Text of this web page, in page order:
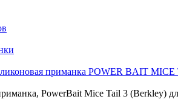
приманка POWER BAIT MICE
PowerBait Mice Tail 3 (Berkley)